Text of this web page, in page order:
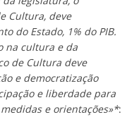
Cultura, deve
do Estado, 1% do PIB.
na cultura e da
de Cultura deve
e democratização
e liberdade para
e orientações»*: